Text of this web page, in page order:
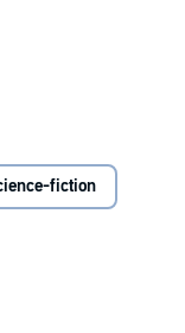
trop tard. L'invasion
Savic (P)2019
fiction